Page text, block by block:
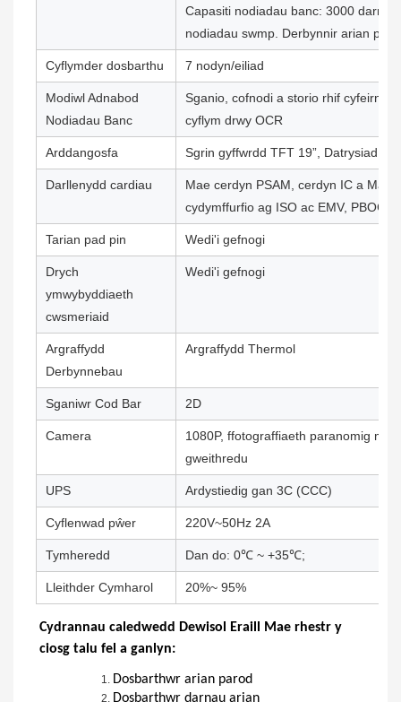
Capasiti nodiadau banc: 3000 darn.
nodiadau swmp. Derbynnir arian
Cyflymder dosbarthu 7 nodyn/eiliad
Modiwl Adnabod
Nodiadau Banc
Sganio, cofnodi a storio rhif cyfeirnod
cyflym drwy OCR
Arddangosfa Sgrin gyffwrdd TFT 19”, Datrysiad
Darllenydd cardiau
Mae cerdyn PSAM, cerdyn IC a
cydymffurfio ag ISO ac EMV, PBOC
Tarian pad pin Wedi'i gefnogi
Drych
ymwybyddiaeth
cwsmeriaid
Wedi'i gefnogi
Argraffydd
Derbynnebau
Argraffydd Thermol
Sganiwr Cod Bar 2D
Camera
1080P, ffotograffiaeth paranomig
gweithredu
UPS Ardystiedig gan 3C (CCC)
Cyflenwad pŵer 220V~50Hz 2A
Tymheredd Dan do: 0℃ ~ +35℃;
Lleithder Cymharol 20%~ 95%
Cydrannau caledwedd Dewisol Eraill Mae rhestr y
ciosg talu fel a ganlyn:
Dosbarthwr arian parod
Dosbarthwr darnau arian